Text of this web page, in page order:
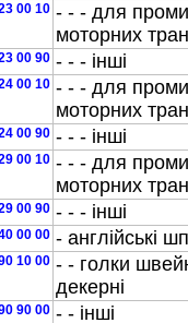
00 10 - - - для
моторних
00 90 - - - iншi
00 10 - - - для
моторних
00 90 - - - iншi
00 10 - - - для
моторних
00 90 - - - iншi
00 00 - англiйськi
10 00 - - голки
декернi
90 00 - - iншi